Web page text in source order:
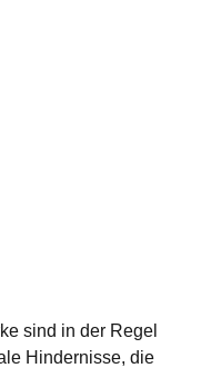
sind in der Regel
Hin­der­nisse, die